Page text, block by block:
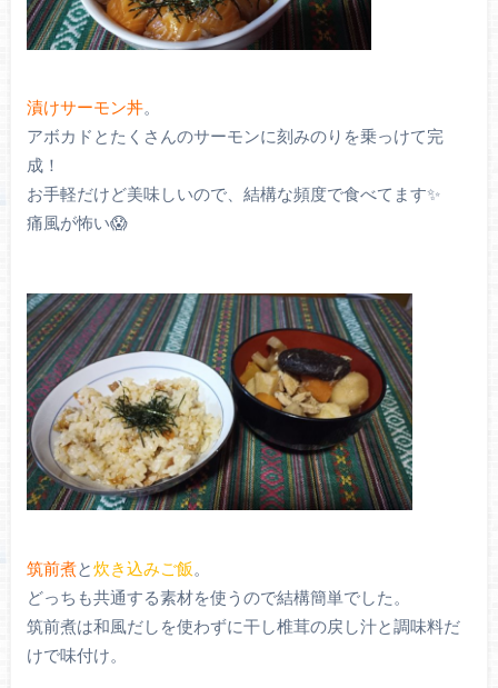
漬けサーモン丼。
アボカドとたくさんのサーモンに刻みのりを乗っけて完
成！
お手軽だけど美味しいので、結構な頻度で食べてます✨
痛風が怖い😱
筑前煮と炊き込みご飯
どっちも共通する素材を使うので結構簡単でした。
筑前煮は和風だしを使わずに干し椎茸の戻し汁と調味料だ
けで味付け。